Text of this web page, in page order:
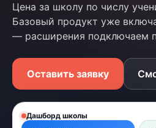
Цена за школу по числу
Базовый продукт уже
— расширения подключаем
Оставить заявку
Дашборд школы